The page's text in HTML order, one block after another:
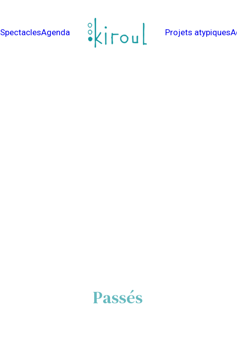
SpectaclesAgenda Projets atypiques
Passés